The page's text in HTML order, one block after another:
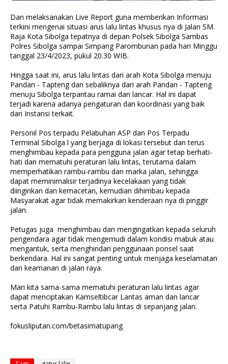
Dan melaksanakan Live Report guna memberikan Informasi
terkini mengenai situasi arus lalu lintas khusus nya di Jalan SM.
Raja Kota Sibolga tepatnya di depan Polsek Sibolga Sambas
Polres Sibolga sampai Simpang Parombunan pada hari Minggu
tanggal 23/4/2023, pukul 20.30 WIB.
Hingga saat ini, arus lalu lintas dari arah Kota Sibolga menuju
Pandan - Tapteng dan sebaliknya dari arah Pandan - Tapteng
menuju Sibolga terpantau ramai dan lancar. Hal ini dapat
terjadi karena adanya pengaturan dan koordinasi yang baik
dari Instansi terkait.
Personil Pos terpadu Pelabuhan ASP dan Pos Terpadu
Terminal Sibolga l yang berjaga di lokasi tersebut dan terus
menghimbau kepada para pengguna jalan agar tetap berhati-
hati dan mematuhi peraturan lalu lintas, terutama dalam
memperhatikan rambu-rambu dan marka jalan, sehingga
dapat meminimalisir terjadinya kecelakaan yang tidak
diinginkan dan kemacetan, kemudian dihimbau kepada
Masyarakat agar tidak memakirkan kenderaan nya di pinggir
jalan.
Petugas juga menghimbau dan mengingatkan kepada seluruh
pengendara agar tidak mengemudi dalam kondisi mabuk atau
mengantuk, serta menghindari penggunaan ponsel saat
berkendara. Hal ini sangat penting untuk menjaga keselamatan
dan keamanan di jalan raya.
Mari kita sama-sama mematuhi peraturan lalu lintas agar
dapat menciptakan Kamseltibcar Lantas aman dan lancar
serta Patuhi Rambu-Rambu lalu lintas di sepanjang jalan.
fokusliputan.com/betasimatupang